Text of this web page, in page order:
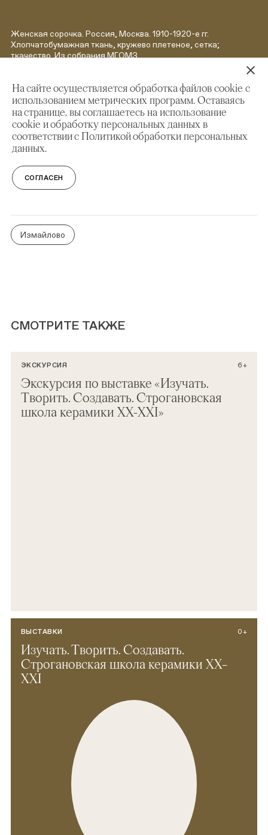
На сайте осуществляется обработка файлов cookie с
использованием метрических программ. Оставаясь
на странице, вы соглашаетесь на использование
cookie и обработку персональных данных в
соответствии с Политикой обработки персональных
данных.
СОГЛАСЕН
Женская сорочка. Россия, Москва. 1910-1920-е гг.
Хлопчатобумажная ткань, кружево плетеное, сетка;
ткачество. Из собрания МГОМЗ.
СМИ о нас:
Известия: «Культурная неделя: куда пойти и что
смотреть с 19 по 25 января»
The City: «Чем заняться в Москве после работы»
Измайлово
СМОТРИТЕ ТАКЖЕ
ЭКСКУРСИЯ 6+
Экскурсия по выставке «Изучать.
Творить. Создавать. Строгановская
школа керамики ХХ-XXI»
ВЫСТАВКИ 0+
Изучать. Творить. Создавать.
Строгановская школа керамики ХХ–
XXI